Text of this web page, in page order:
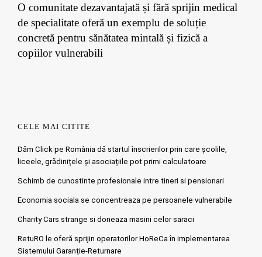
O comunitate dezavantajată și fără sprijin medical
de specialitate oferă un exemplu de soluție
concretă pentru sănătatea mintală și fizică a
copiilor vulnerabili
CELE MAI CITITE
Dăm Click pe România dă startul înscrierilor prin care școlile,
liceele, grădinițele și asociațiile pot primi calculatoare
Schimb de cunostinte profesionale intre tineri si pensionari
Economia sociala se concentreaza pe persoanele vulnerabile
Charity Cars strange si doneaza masini celor saraci
RetuRO le oferă sprijin operatorilor HoReCa în implementarea
Sistemului Garanție-Returnare